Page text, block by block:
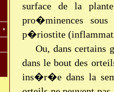
surface de la
pro�minences
p�riostite
Ou, dans certains
dans le bout des
ins�r�e dans la